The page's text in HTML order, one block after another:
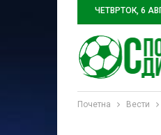
ЧЕТВРТОК, 6
Почетна Вести